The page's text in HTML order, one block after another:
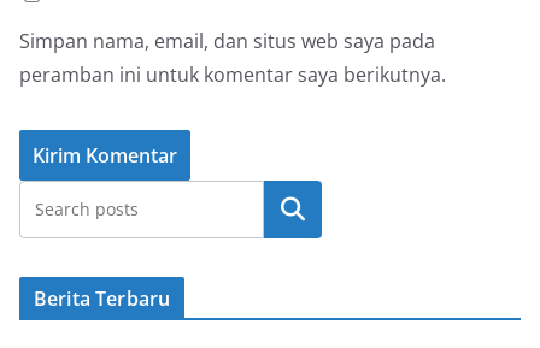
Simpan nama, email, dan situs web saya pada
peramban ini untuk komentar saya berikutnya.
Cari
Berita Terbaru